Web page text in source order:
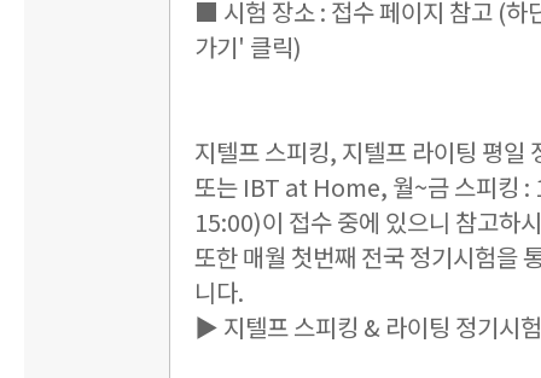
■ 시험 장소 : 접수 페이지 참고 (하
가기' 클릭)
지텔프 스피킹, 지텔프 라이팅 평일
또는 IBT at Home, 월~금 스피킹 :
15:00)이 접수 중에 있으니 참고하
또한 매월 첫번째 전국 정기시험을
니다.
▶ 지텔프 스피킹 & 라이팅 정기시